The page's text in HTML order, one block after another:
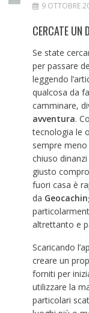
9 OTTOBRE
CERCATE UN
Se state
per passare
leggendo
qualcosa da
camminare,
avventura.
tecnologia le
sempre
chiuso
giusto
fuori casa è
da
altrettanto e
Scaricando
creare un
forniti per
utilizzare la
particolari